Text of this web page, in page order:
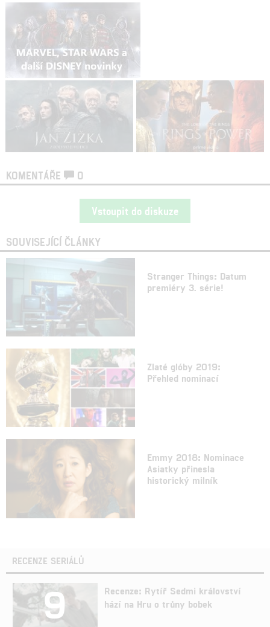
KOMENTÁŘE 0
Vstoupit do diskuze
SOUVISEJÍCÍ ČLÁNKY
Stranger Things: Datum
premiéry 3. série!
Zlaté glóby 2019:
Přehled nominací
Emmy 2018: Nominace
Asiatky přinesla
historický milník
RECENZE SERIÁLŮ
9
Recenze: Rytíř Sedmi království
hází na Hru o trůny bobek